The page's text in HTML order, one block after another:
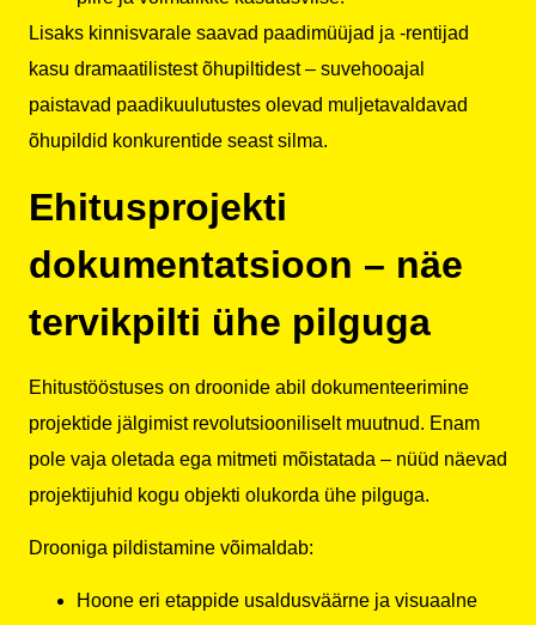
Lisaks kinnisvarale saavad paadimüüjad ja -rentijad
kasu dramaatilistest õhupiltidest – suvehooajal
paistavad paadikuulutustes olevad muljetavaldavad
õhupildid konkurentide seast silma.
Ehitusprojekti
dokumentatsioon – näe
tervikpilti ühe pilguga
Ehitustööstuses on droonide abil dokumenteerimine
projektide jälgimist revolutsiooniliselt muutnud. Enam
pole vaja oletada ega mitmeti mõistatada – nüüd näevad
projektijuhid kogu objekti olukorda ühe pilguga.
Drooniga pildistamine võimaldab:
Hoone eri etappide usaldusväärne ja visuaalne